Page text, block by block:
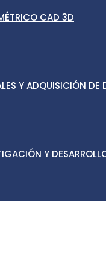
CAD 3D
Y ADQUISICIÓN DE
Y